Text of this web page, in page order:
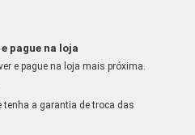
pague na loja
e pague na loja mais próxima.
tenha a garantia de troca das